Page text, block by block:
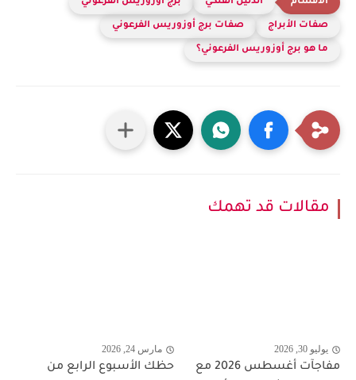
الدليل الفلكي برج أوزوريس الفرعوني
صفات الأبراج صفات برج أوزوريس الفرعوني
ما هو برج أوزوريس الفرعوني؟
مقالات قد تهمك
يوليو 30, 2026
مفاجآت أغسطس 2026 مع
مارس 24, 2026
حظك الأسبوع الرابع من